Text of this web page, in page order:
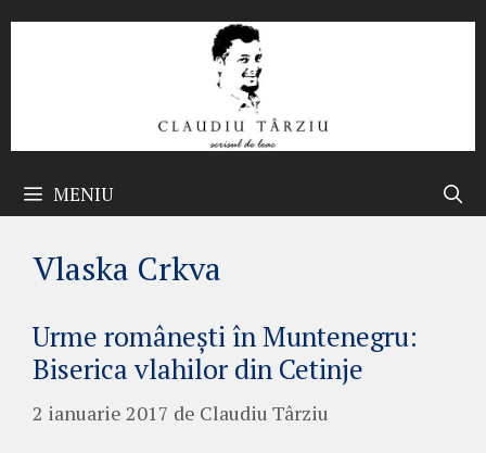
MENIU
Vlaska Crkva
Urme românești în Muntenegru:
Biserica vlahilor din Cetinje
2 ianuarie 2017 de Claudiu Târziu